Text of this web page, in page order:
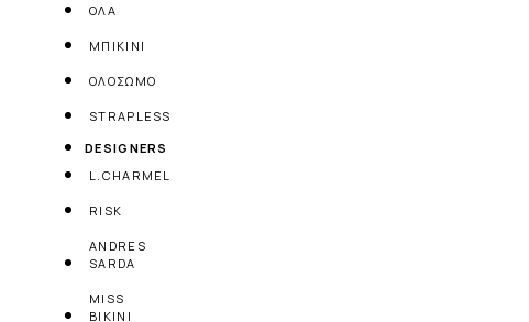
ΟΛΑ
ΜΠΙΚΙΝΙ
ΟΛΟΣΩΜΟ
STRAPLESS
DESIGNERS
L.CHARMEL
RISK
ANDRES
SARDA
MISS
BIKINI